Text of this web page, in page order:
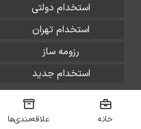
استخدام دولتی
استخدام تهران
رزومه ساز
استخدام جدید
تمامی حقوق این
گونه سوءاستفاده از
خانه علاقه‌مندی‌ها